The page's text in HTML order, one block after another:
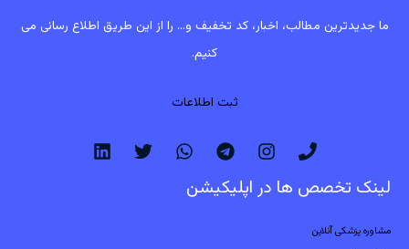
ما جدیدترین مطالب، اخبار، کد تخفیف و... را از این طریق اطلاع رسانی می
کنیم.
ثبت اطلاعات
لینک تخصص ها در اپلیکیشن
مشاوره پزشکی آنلاین